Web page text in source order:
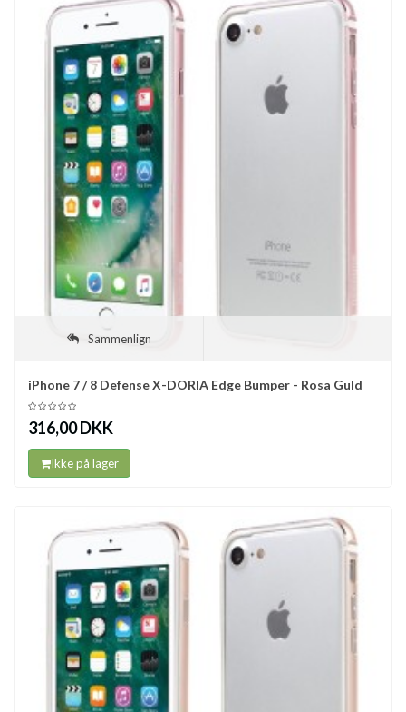
Sammenlign
iPhone 7 / 8 Defense X-DORIA Edge Bumper - Rosa Guld
316,00 DKK
Ikke på lager